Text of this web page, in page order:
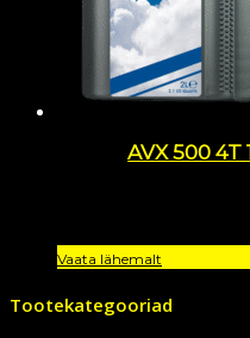
AVX 500 4T
Vaata lähemalt
Tootekategooriad